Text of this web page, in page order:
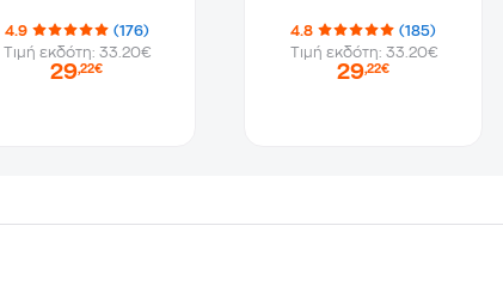
4.9
(176)
Τιμή εκδότη: 33.20€
29,22€
4.8
(185)
Τιμή εκδότη: 33.20€
29,22€